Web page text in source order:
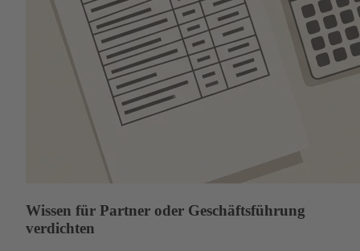
Wissen für Partner oder Geschäftsführung
verdichten